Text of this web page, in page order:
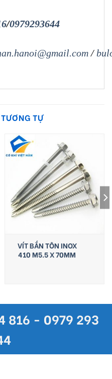
/0979293644
/
TỰ
VÍT BẮN TÔN INOX
410 M5.5 X 70MM
816 - 0979 293